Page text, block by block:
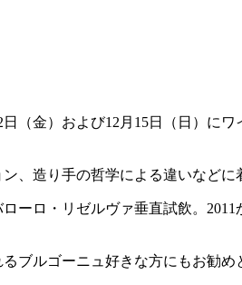
（金）および12月15日（日）に
、造り手の哲学による違いなどに
ーロ・リゼルヴァ垂直試飲。2011
ブルゴーニュ好きな方にもお勧め